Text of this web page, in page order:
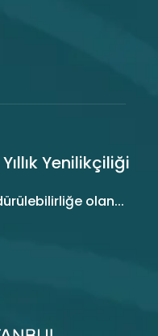
Yenilikçiliği
olan...